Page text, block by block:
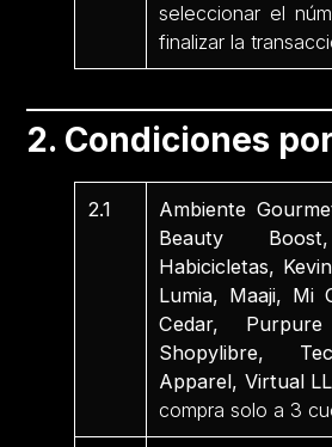
seleccionar el
finalizar la
2. Condiciones
2.1
Ambiente
Beauty
Habicicletas,
Lumia, Maaji, Mi
Cedar,
Shopylibre,
Apparel, Virtual
compra solo a 3